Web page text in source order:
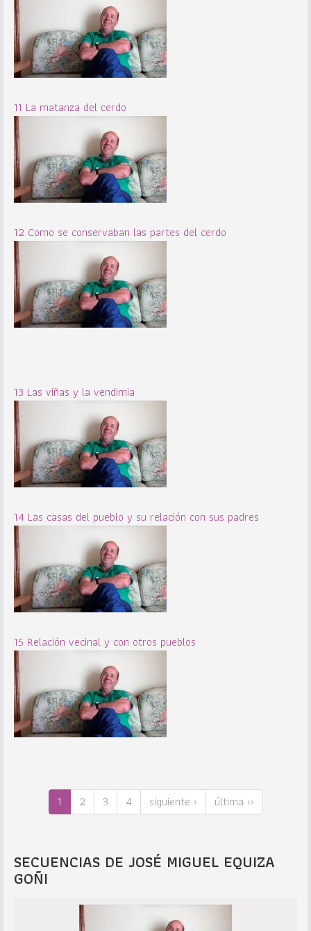
11 La matanza del cerdo
12 Como se conservaban las partes del cerdo
13 Las viñas y la vendimia
14 Las casas del pueblo y su relación con sus padres
15 Relación vecinal y con otros pueblos
1 2 3 4 siguiente › última ››
SECUENCIAS DE JOSÉ MIGUEL EQUIZA
GOÑI